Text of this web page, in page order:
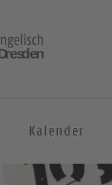
Kalender